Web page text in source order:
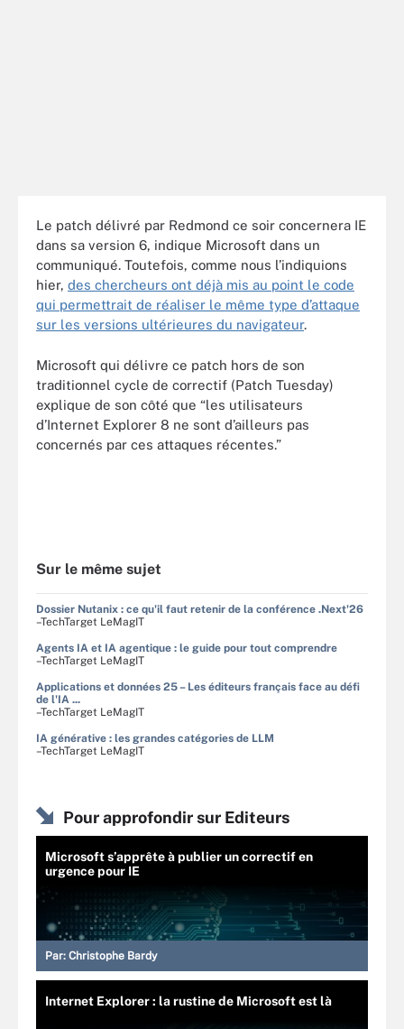
Le patch délivré par Redmond ce soir concernera IE
dans sa version 6, indique Microsoft dans un
communiqué. Toutefois, comme nous l’indiquions
hier, des chercheurs ont déjà mis au point le code
qui permettrait de réaliser le même type d’attaque
sur les versions ultérieures du navigateur.
Microsoft qui délivre ce patch hors de son
traditionnel cycle de correctif (Patch Tuesday)
explique de son côté que “les utilisateurs
d’Internet Explorer 8 ne sont d’ailleurs pas
concernés par ces attaques récentes.”
Sur le même sujet
Dossier Nutanix : ce qu'il faut retenir de la conférence .Next'26
–TechTarget LeMagIT
Agents IA et IA agentique : le guide pour tout comprendre
–TechTarget LeMagIT
Applications et données 25 – Les éditeurs français face au défi
de l'IA ...
–TechTarget LeMagIT
IA générative : les grandes catégories de LLM
–TechTarget LeMagIT
Pour approfondir sur Editeurs
Microsoft s’apprête à publier un correctif en
urgence pour IE
Par: Christophe Bardy
Internet Explorer : la rustine de Microsoft est là